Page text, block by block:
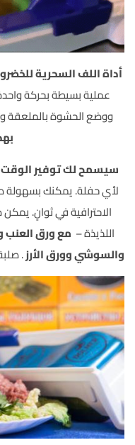
أداة اللف السحرية
عملية بسيطة بحركة
ووضع الحشوة بالملعقة
سيسمح لك توفير الوقت
لأي حفلة. يمكنك
الاحترافية في ثوانٍ.
اللذيذة – مع ورق العنب
والسوشي وورق الأرز.